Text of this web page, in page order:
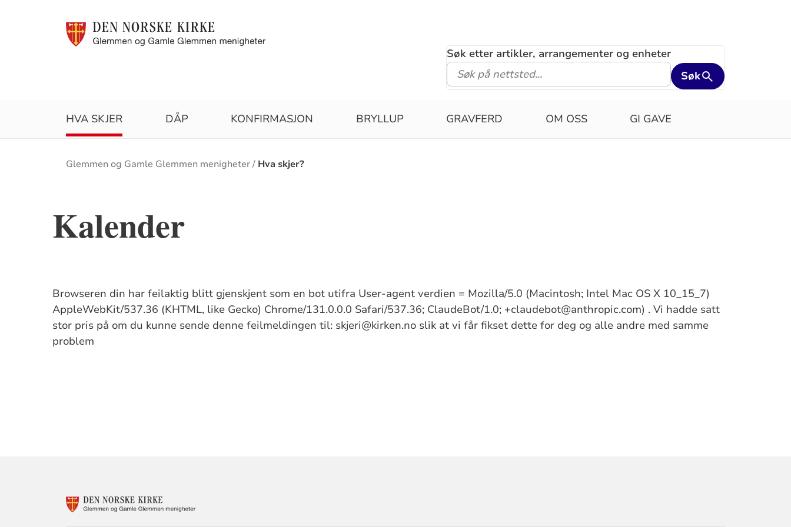
Søk etter artikler, arrangementer og enheter
Søk
HVA SKJER DÅP KONFIRMASJON BRYLLUP GRAVFERD OM OSS GI GAVE
Brødsmulesti
Glemmen og Gamle Glemmen menigheter Hva skjer?
Kalender
Browseren din har feilaktig blitt gjenskjent som en bot utifra User-agent verdien = Mozilla/5.0 (Macintosh; Intel Mac OS X 10_15_7)
AppleWebKit/537.36 (KHTML, like Gecko) Chrome/131.0.0.0 Safari/537.36; ClaudeBot/1.0; +claudebot@anthropic.com) . Vi hadde satt
stor pris på om du kunne sende denne feilmeldingen til: skjeri@kirken.no slik at vi får fikset dette for deg og alle andre med samme
problem
FOR